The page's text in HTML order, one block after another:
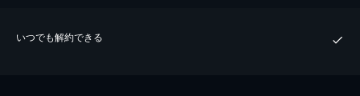
いつでも解約できる